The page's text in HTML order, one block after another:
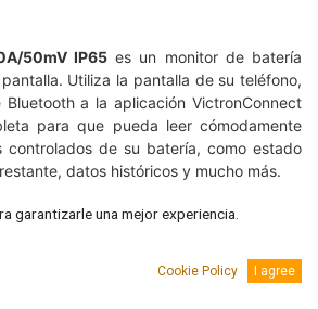
50mV IP65es un monitor de batería
Utiliza la pantalla de su teléfono,
a la aplicación VictronConnect
para que pueda leer cómodamente
controlados de su batería, como estado
datos históricos y mucho más.
grado de protección IP65 por lo que es
garantizarle una mejor experiencia.
Cookie Policy I agree